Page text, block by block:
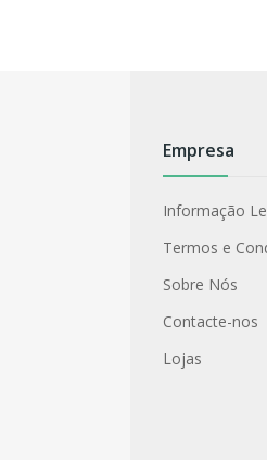
Empresa
Informação
Termos e
Sobre Nós
Contacte-nos
Lojas